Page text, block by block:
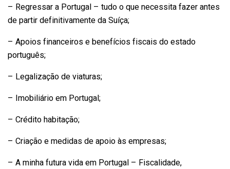
– Regressar a Portugal – tudo o que necessita fazer antes
de partir definitivamente da Suíça;
– Apoios financeiros e benefícios fiscais do estado
português;
– Legalização de viaturas;
– Imobiliário em Portugal;
– Crédito habitação;
– Criação e medidas de apoio às empresas;
– A minha futura vida em Portugal – Fiscalidade,